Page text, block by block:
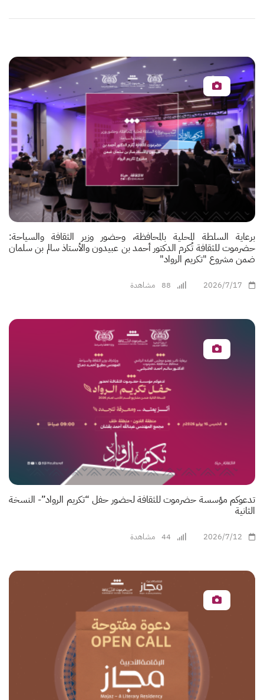
برعاية السلطة المحلية بالمحافظة، وحضور وزير الثقافة والسياحة:
حضرموت للثقافة تُكرم الدكتور أحمد بن عبيدون والأستاذ سالم بن سلمان
ضمن مشروع "تكريم الرواد"
2026/7/17
88 مشاهدة
تدعوكم مؤسسة حضرموت للثقافة لحضور حفل “تكريم الرواد”- النسخة
الثانية
2026/7/12
44 مشاهدة